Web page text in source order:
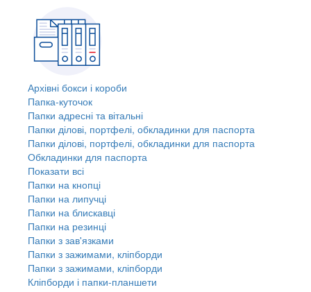
Архівні бокси і короби
Папка-куточок
Папки адресні та вітальні
Папки ділові, портфелі, обкладинки для паспорта
Папки ділові, портфелі, обкладинки для паспорта
Обкладинки для паспорта
Показати всі
Папки на кнопці
Папки на липучці
Папки на блискавці
Папки на резинці
Папки з зав'язками
Папки з зажимами, кліпборди
Папки з зажимами, кліпборди
Кліпборди і папки-планшети